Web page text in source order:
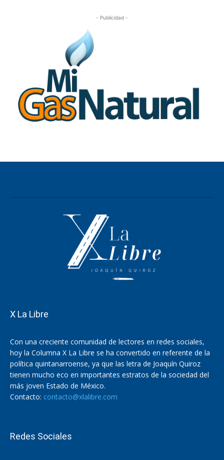
X La Libre
Con una creciente comunidad de lectores en redes sociales,
hoy la Columna X La Libre se ha convertido en referente de la
política quintanarroense, ya que las letra de Joaquín Quiroz
tienen mucho eco en importantes estratos de la sociedad del
más joven Estado de México.
Contacto: contacto@xlalibre.com
Redes Sociales